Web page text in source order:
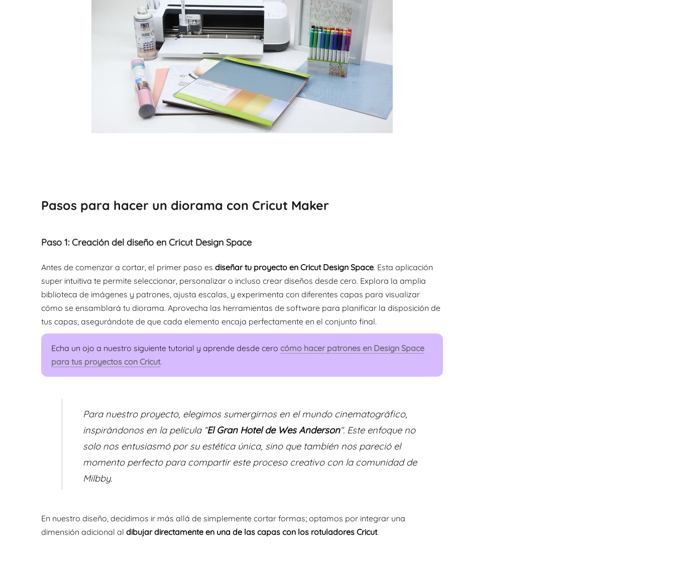
Pasos para hacer un diorama con Cricut Maker
Paso 1: Creación del diseño en Cricut Design Space
Antes de comenzar a cortar, el primer paso es diseñar tu proyecto en Cricut Design Space. Esta aplicación
super intuitiva te permite seleccionar, personalizar o incluso crear diseños desde cero. Explora la amplia
biblioteca de imágenes y patrones, ajusta escalas, y experimenta con diferentes capas para visualizar
cómo se ensamblará tu diorama. Aprovecha las herramientas de software para planificar la disposición de
tus capas, asegurándote de que cada elemento encaja perfectamente en el conjunto final.
Echa un ojo a nuestro siguiente tutorial y aprende desde cero cómo hacer patrones en Design Space
para tus proyectos con Cricut.
Para nuestro proyecto, elegimos sumergirnos en el mundo cinematográfico,
inspirándonos en la película “El Gran Hotel de Wes Anderson“. Este enfoque no
solo nos entusiasmó por su estética única, sino que también nos pareció el
momento perfecto para compartir este proceso creativo con la comunidad de
Milbby.
En nuestro diseño, decidimos ir más allá de simplemente cortar formas; optamos por integrar una
dimensión adicional al dibujar directamente en una de las capas con los rotuladores Cricut.